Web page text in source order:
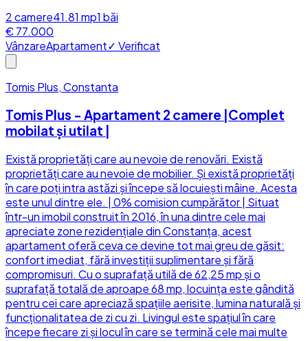
2camere41.81 mp1 băi
€ 77.000
VânzareApartament✓ Verificat
Tomis Plus, Constanta
Tomis Plus - Apartament 2 camere |Complet
mobilat și utilat |
Există proprietăți care au nevoie de renovări. Există
proprietăți care au nevoie de mobilier. Și există proprietăți
în care poți intra astăzi și începe să locuiești mâine. Acesta
este unul dintre ele. | 0% comision cumpărător | Situat
într-un imobil construit în 2016, în una dintre cele mai
apreciate zone rezidențiale din Constanța, acest
apartament oferă ceva ce devine tot mai greu de găsit:
confort imediat, fără investiții suplimentare și fără
compromisuri. Cu o suprafață utilă de 62,25 mp și o
suprafață totală de aproape 68 mp, locuința este gândită
pentru cei care apreciază spațiile aerisite, lumina naturală și
funcționalitatea de zi cu zi. Livingul este spațiul în care
începe fiecare zi și locul în care se termină cele mai multe